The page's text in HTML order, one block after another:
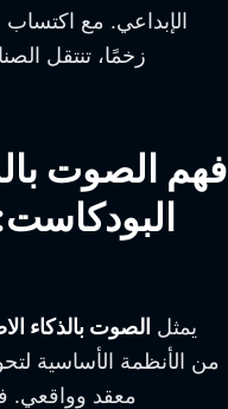
الإبداعي. مع اكتساب
زخمًا، تنتقل
فهم الصوت
يمثل الصوت بالذكاء
من الأنظمة الأساسية
معقد وواقعي.